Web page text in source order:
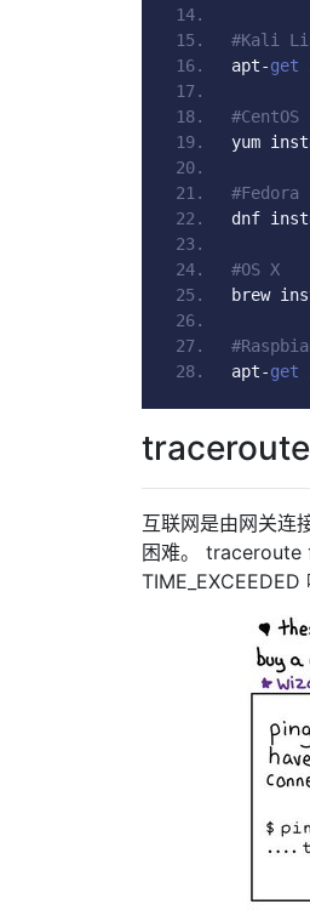
#Kali
apt-get
#CentOS
yum
#Fedora
dnf
#OS X
brew
apt-get
traceroute
互联网是由网关连
困难。 traceroute
TIME_EXCEEDED